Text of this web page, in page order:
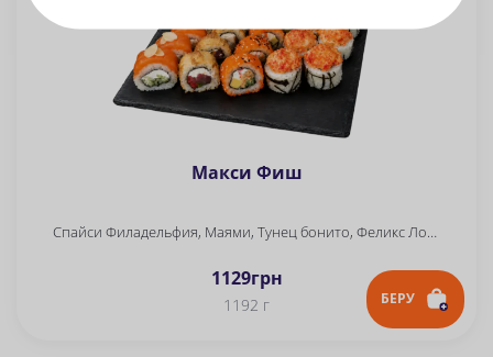
Макси Фиш
Спайси Филадельфия, Маями, Тунец бонито, Феликс Лосось
1129грн
1192 г БЕРУ